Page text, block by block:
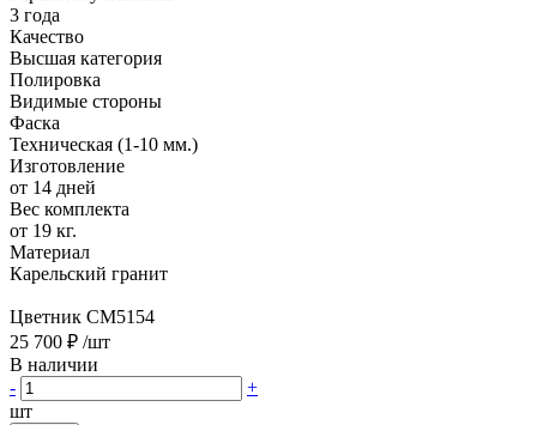
3 года
Качество
Высшая категория
Полировка
Видимые стороны
Фаска
Техническая (1-10 мм.)
Изготовление
от 14 дней
Вес комплекта
от 19 кг.
Материал
Карельский гранит
Цветник CM5154
25 700 ₽ /шт
В наличии
-
+
шт